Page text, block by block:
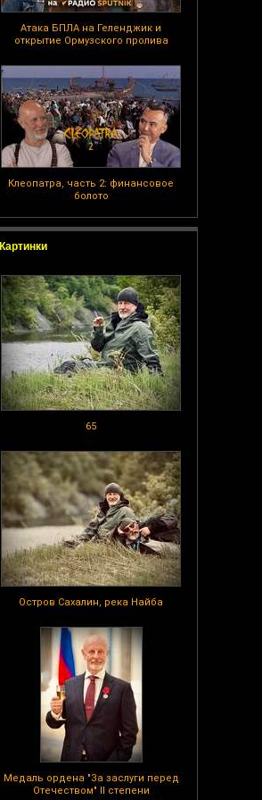
Атака БПЛА на Геленджик и
открытие Ормузского пролива
Клеопатра, часть 2: финансовое
болото
Картинки
65
Остров Сахалин, река Найба
Медаль ордена "За заслуги перед
Отечеством" II степени